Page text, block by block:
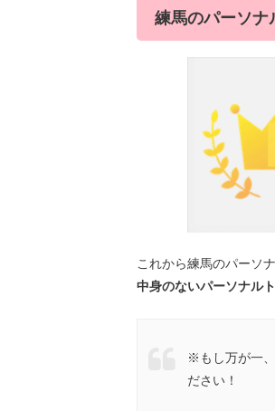
練馬のパーソナ
これから練馬のパーソ
中身のないパーソナル
※もし万が一
ださい！